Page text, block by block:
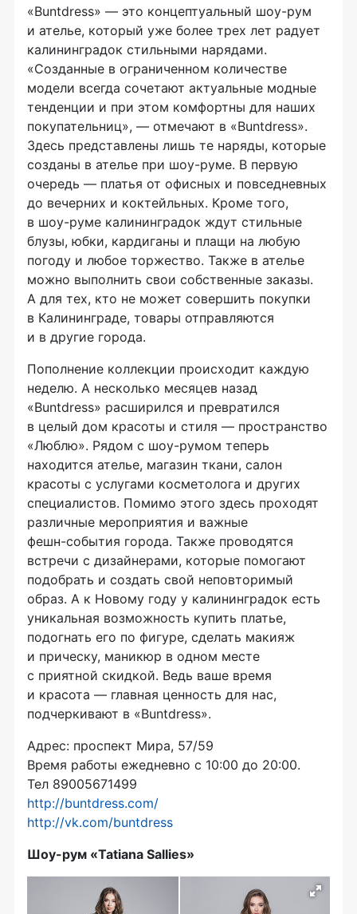
«Buntdress» — это концептуальный шоу-рум
и ателье, который уже более трех лет радует
калининградок стильными нарядами.
«Созданные в ограниченном количестве
модели всегда сочетают актуальные модные
тенденции и при этом комфортны для наших
покупательниц», — отмечают в «Buntdress».
Здесь представлены лишь те наряды, которые
созданы в ателье при шоу-руме. В первую
очередь — платья от офисных и повседневных
до вечерних и коктейльных. Кроме того,
в шоу-руме калининградок ждут стильные
блузы, юбки, кардиганы и плащи на любую
погоду и любое торжество. Также в ателье
можно выполнить свои собственные заказы.
А для тех, кто не может совершить покупки
в Калининграде, товары отправляются
и в другие города.
Пополнение коллекции происходит каждую
неделю. А несколько месяцев назад
«Buntdress» расширился и превратился
в целый дом красоты и стиля — пространство
«Люблю». Рядом с шоу-румом теперь
находится ателье, магазин ткани, салон
красоты с услугами косметолога и других
специалистов. Помимо этого здесь проходят
различные мероприятия и важные
фешн-события города. Также проводятся
встречи с дизайнерами, которые помогают
подобрать и создать свой неповторимый
образ. А к Новому году у калининградок есть
уникальная возможность купить платье,
подогнать его по фигуре, сделать макияж
и прическу, маникюр в одном месте
с приятной скидкой. Ведь ваше время
и красота — главная ценность для нас,
подчеркивают в «Buntdress».
Адрес: проспект Мира, 57/59
Время работы ежедневно с 10:00 до 20:00.
Тел 89005671499
http://buntdress.com/
http://vk.com/buntdress
Шоу-рум «Tatiana Sallies»